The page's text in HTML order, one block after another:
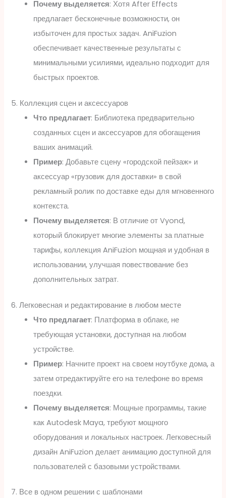
Почему выделяется: Хотя After Effects
предлагает бесконечные возможности, он
избыточен для простых задач. AniFuzion
обеспечивает качественные результаты с
минимальными усилиями, идеально подходит для
быстрых проектов.
5. Коллекция сцен и аксессуаров
Что предлагает: Библиотека предварительно
созданных сцен и аксессуаров для обогащения
ваших анимаций.
Пример: Добавьте сцену «городской пейзаж» и
аксессуар «грузовик для доставки» в свой
рекламный ролик по доставке еды для мгновенного
контекста.
Почему выделяется: В отличие от Vyond,
который блокирует многие элементы за платные
тарифы, коллекция AniFuzion мощная и удобная в
использовании, улучшая повествование без
дополнительных затрат.
6. Легковесная и редактирование в любом месте
Что предлагает: Платформа в облаке, не
требующая установки, доступная на любом
устройстве.
Пример: Начните проект на своем ноутбуке дома, а
затем отредактируйте его на телефоне во время
поездки.
Почему выделяется: Мощные программы, такие
как Autodesk Maya, требуют мощного
оборудования и локальных настроек. Легковесный
дизайн AniFuzion делает анимацию доступной для
пользователей с базовыми устройствами.
7. Все в одном решении с шаблонами